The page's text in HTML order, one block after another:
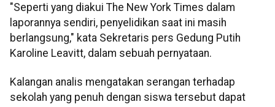
"Seperti yang diakui The New York Times dalam
laporannya sendiri, penyelidikan saat ini masih
berlangsung," kata Sekretaris pers Gedung Putih
Karoline Leavitt, dalam sebuah pernyataan.
Kalangan analis mengatakan serangan terhadap
sekolah yang penuh dengan siswa tersebut dapat